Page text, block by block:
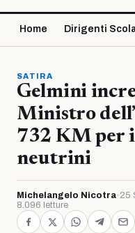
Home Dirigenti
SATIRA
Gelmini
Ministro
732 KM per
neutrini
Michelangelo Nicotra· 25
8.096 letture